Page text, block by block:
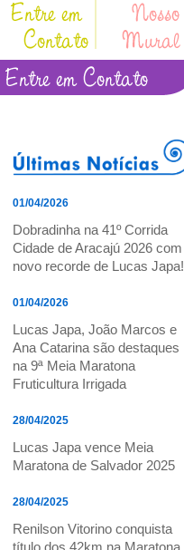
01/04/2026
Dobradinha na 41º Corrida
Cidade de Aracajú 2026 com
novo recorde de Lucas Japa!
01/04/2026
Lucas Japa, João Marcos e
Ana Catarina são destaques
na 9ª Meia Maratona
Fruticultura Irrigada
28/04/2025
Lucas Japa vence Meia
Maratona de Salvador 2025
28/04/2025
Renilson Vitorino conquista